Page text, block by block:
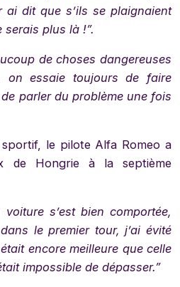
ai dit que s’ils se plaignaient
serais plus là !”.
de choses dangereuses
on essaie toujours de faire
parler du problème une fois
le pilote Alfa Romeo a
de Hongrie à la septième
s’est bien comportée,
le premier tour, j’ai évité
encore meilleure que celle
impossible de dépasser.”